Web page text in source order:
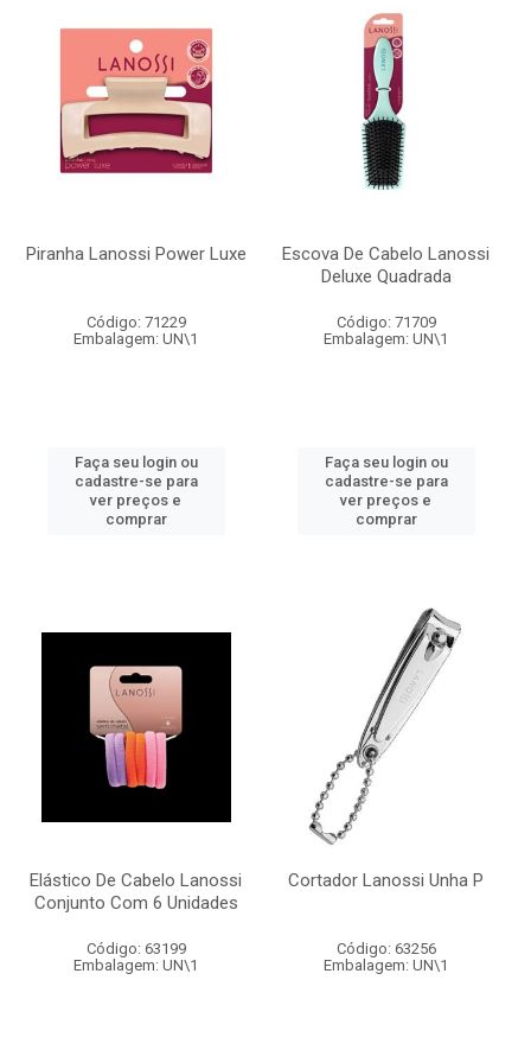
Piranha Lanossi Power Luxe
Código: 71229
Embalagem: UN\1
Faça seu login ou
cadastre-se para
ver preços e
comprar
Escova De Cabelo Lanossi
Deluxe Quadrada
Código: 71709
Embalagem: UN\1
Faça seu login ou
cadastre-se para
ver preços e
comprar
Elástico De Cabelo Lanossi
Conjunto Com 6 Unidades
Código: 63199
Embalagem: UN\1
Cortador Lanossi Unha P
Código: 63256
Embalagem: UN\1